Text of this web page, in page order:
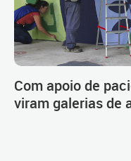
Com apoio de
viram galerias de